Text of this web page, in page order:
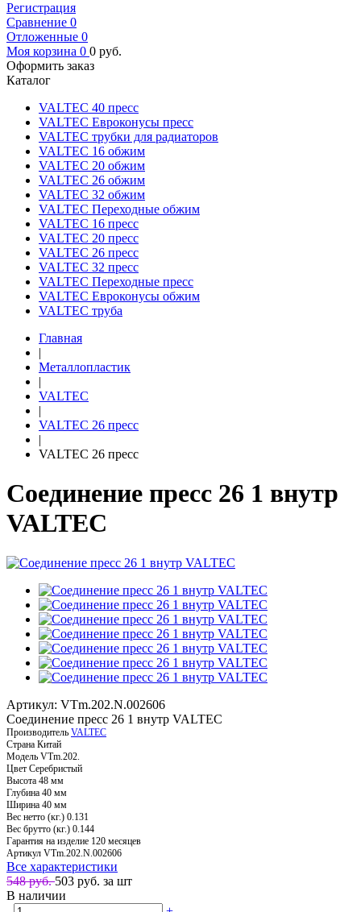
Регистрация
Сравнение 0
Отложенные 0
Моя корзина 0 0 руб.
Оформить заказ
Каталог
VALTEC 40 пресс
VALTEC Евроконусы пресс
VALTEC трубки для радиаторов
VALTEC 16 обжим
VALTEC 20 обжим
VALTEC 26 обжим
VALTEC 32 обжим
VALTEC Переходные обжим
VALTEC 16 пресс
VALTEC 20 пресс
VALTEC 26 пресс
VALTEC 32 пресс
VALTEC Переходные пресс
VALTEC Евроконусы обжим
VALTEC труба
Главная
|
Металлопластик
|
VALTEC
|
VALTEC 26 пресс
|
VALTEC 26 пресс
Соединение пресс 26 1 внутр
VALTEC
Артикул: VTm.202.N.002606
Соединение пресс 26 1 внутр VALTEC
Производитель VALTEC
Страна Китай
Модель VTm.202.
Цвет Серебристый
Высота 48 мм
Глубина 40 мм
Ширина 40 мм
Вес нетто (кг.) 0.131
Вес брутто (кг.) 0.144
Гарантия на изделие 120 месяцев
Артикул VTm.202.N.002606
Все характеристики
548 руб.503 руб. за шт
В наличии